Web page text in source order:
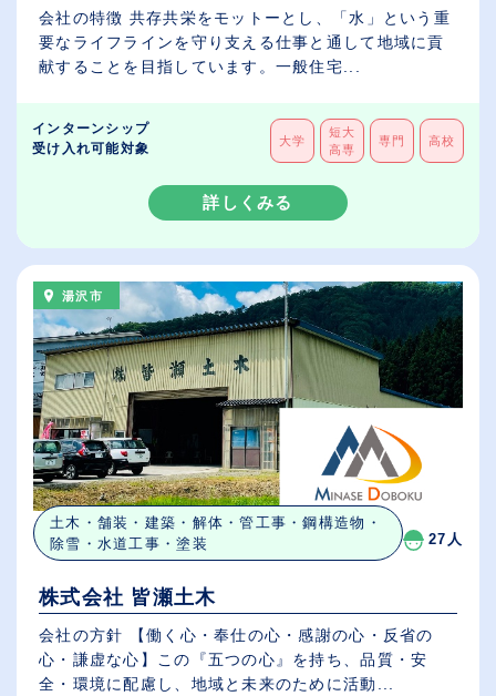
会社の特徴 共存共栄をモットーとし、「水」という重
要なライフラインを守り支える仕事と通して地域に貢
献することを目指しています。一般住宅...
インターンシップ
受け入れ可能対象
大学
短大
高専
専門 高校
詳しくみる
湯沢市
土木・舗装・建築・解体・管工事・鋼構造物・
除雪・水道工事・塗装
27人
株式会社 皆瀬土木
会社の方針 【働く心・奉仕の心・感謝の心・反省の
心・謙虚な心】この『五つの心』を持ち、品質・安
全・環境に配慮し、地域と未来のために活動...